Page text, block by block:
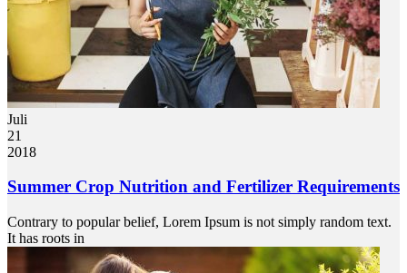
Juli
21
2018
Summer Crop Nutrition and Fertilizer Requirements
Contrary to popular belief, Lorem Ipsum is not simply random text.
It has roots in